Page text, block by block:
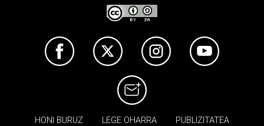
HONI BURUZ LEGE OHARRA PUBLIZITATEA